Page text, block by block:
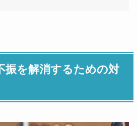
振を解消するための対